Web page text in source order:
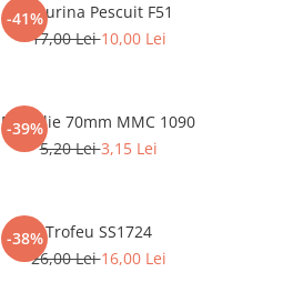
-41%Figurina Pescuit F51
17,00 Lei10,00 Lei
-39%
Medalie 70mm MMC 1090
5,20 Lei3,15 Lei
-38%Trofeu SS1724
26,00 Lei16,00 Lei